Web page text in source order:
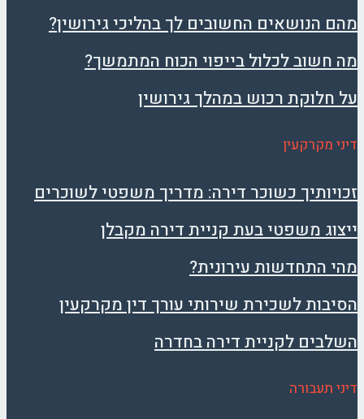
מהם הנושאים החשובים לך בהליכי גירושין?
מה חשוב לכלול בייפוי הכוח המתמשך?
על חלוקת רכוש במהלך גירושין
דיני מקרקעין
זכויותיך כשוכר דירה: מדריך משפטי לשוכרים
ייצוג משפטי בעת קניית דירה מקבלן
מהי התחדשות עירונית?
הסיבות לשכירת שירותי עורך דין מקרקעין
השלבים לקניית דירה בחדרה
דיני תעבורה